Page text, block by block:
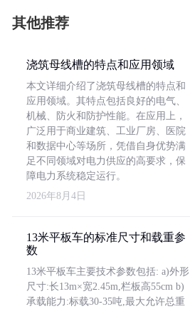
其他推荐
浇筑母线槽的特点和应用领域
本文详细介绍了浇筑母线槽的特点和
应用领域。其特点包括良好的电气、
机械、防火和防护性能。在应用上，
广泛用于商业建筑、工业厂房、医院
和数据中心等场所，凭借自身优势满
足不同领域对电力供应的高要求，保
障电力系统稳定运行。
2026年8月4日
13米平板车的标准尺寸和载重参
数
13米平板车主要技术参数包括: a)外形
尺寸:长13m×宽2.45m,栏板高55cm b)
承载能力:标载30-35吨,最大允许总重